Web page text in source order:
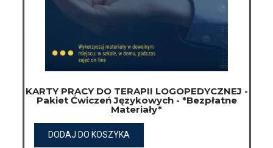
KARTY PRACY DO TERAPII LOGOPEDYCZNEJ -
Pakiet Ćwiczeń Językowych - *Bezpłatne
Materiały*
DODAJ DO KOSZYKA